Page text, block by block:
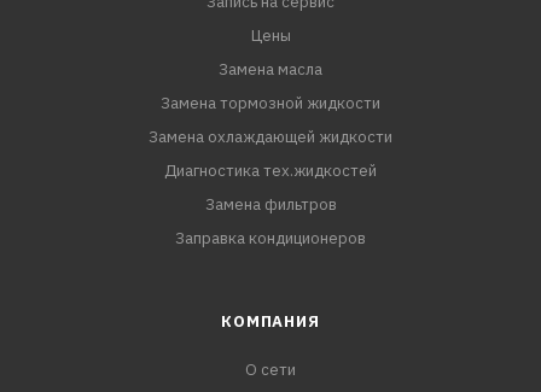
VW 502.00/505.00
Цены
Замена масла
Замена тормозной жидкости
Замена охлаждающей жидкости
Диагностика тех.жидкостей
Замена фильтров
Заправка кондиционеров
КОМПАНИЯ
О сети